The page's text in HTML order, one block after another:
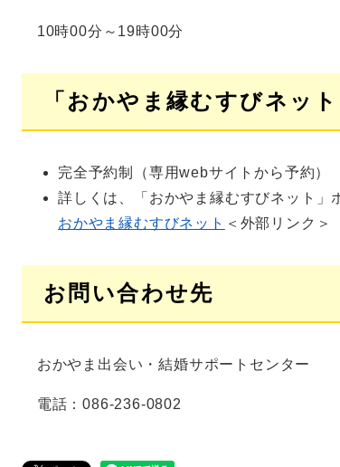
10時00分～19時00分
「おかやま縁むすびネッ
完全予約制（専用webサイトから予約）
詳しくは、「おかやま縁むすびネット」
​おかやま縁むすびネット ＜外部リンク＞
お問い合わせ先
おかやま出会い・結婚サポートセンター
電話：086-236-0802